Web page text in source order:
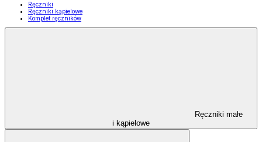
Ręczniki
Ręczniki kąpielowe
Komplet ręczników
Ręczniki małe
i kąpielowe